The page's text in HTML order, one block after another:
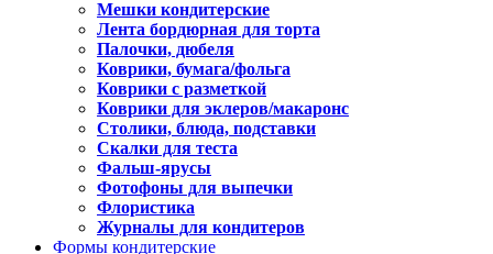
Мешки кондитерские
Лента бордюрная для торта
Палочки, дюбеля
Коврики, бумага/фольга
Коврики с разметкой
Коврики для эклеров/макаронс
Столики, блюда, подставки
Скалки для теста
Фальш-ярусы
Фотофоны для выпечки
Флористика
Журналы для кондитеров
Формы кондитерские